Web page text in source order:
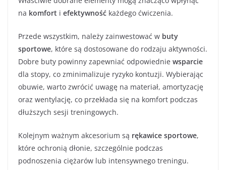
na komfort i efektywność każdego ćwiczenia.
Przede wszystkim, należy zainwestować w buty
sportowe, które są dostosowane do rodzaju aktywności.
Dobre buty powinny zapewniać odpowiednie wsparcie
dla stopy, co zminimalizuje ryzyko kontuzji. Wybierając
obuwie, warto zwrócić uwagę na materiał, amortyzację
oraz wentylację, co przekłada się na komfort podczas
dłuższych sesji treningowych.
Kolejnym ważnym akcesorium są rękawice sportowe,
które ochronią dłonie, szczególnie podczas
podnoszenia ciężarów lub intensywnego treningu.